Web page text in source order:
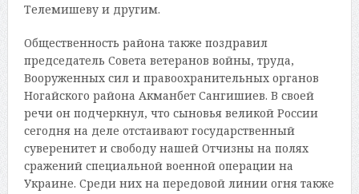
Телемишеву и другим.
Общественность района также поздравил
председатель Совета ветеранов войны, труда,
Вооруженных сил и правоохранительных органов
Ногайского района Акманбет Сангишиев. В своей
речи он подчеркнул, что сыновья великой России
сегодня на деле отстаивают государственный
суверенитет и свободу нашей Отчизны на полях
сражений специальной военной операции на
Украине. Среди них на передовой линии огня также